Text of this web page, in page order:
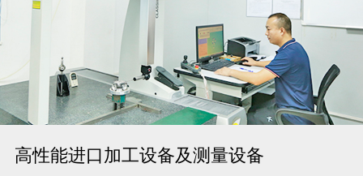
高性能进口加工设备及测量设备